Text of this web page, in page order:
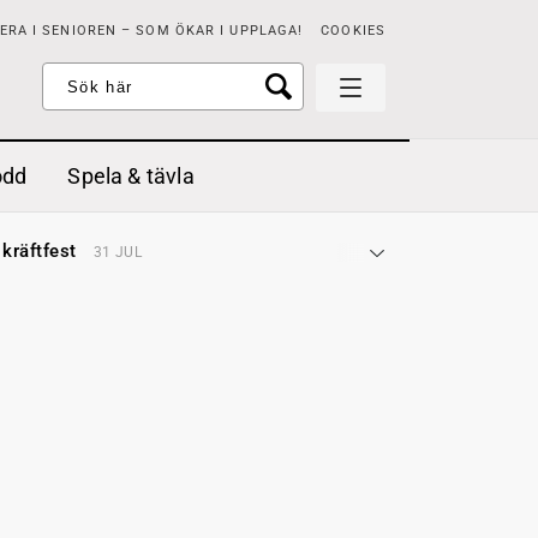
I SENIOREN – SOM ÖKAR I UPPLAGA! COOKIES
Spela & tävla
kräftfest 31 JUL
med örter